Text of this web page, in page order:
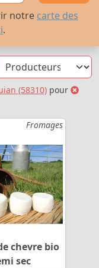
notre carte des
.
(58310) pour
Fromages
chevre bio
sec